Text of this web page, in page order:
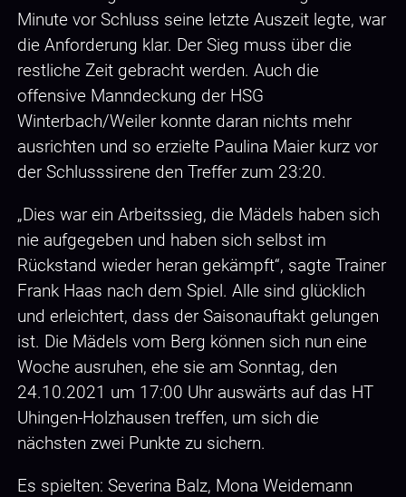
Minute vor Schluss seine letzte Auszeit legte, war
die Anforderung klar. Der Sieg muss über die
restliche Zeit gebracht werden. Auch die
offensive Manndeckung der HSG
Winterbach/Weiler konnte daran nichts mehr
ausrichten und so erzielte Paulina Maier kurz vor
der Schlusssirene den Treffer zum 23:20.
„Dies war ein Arbeitssieg, die Mädels haben sich
nie aufgegeben und haben sich selbst im
Rückstand wieder heran gekämpft“, sagte Trainer
Frank Haas nach dem Spiel. Alle sind glücklich
und erleichtert, dass der Saisonauftakt gelungen
ist. Die Mädels vom Berg können sich nun eine
Woche ausruhen, ehe sie am Sonntag, den
24.10.2021 um 17:00 Uhr auswärts auf das HT
Uhingen-Holzhausen treffen, um sich die
nächsten zwei Punkte zu sichern.
Es spielten: Severina Balz, Mona Weidemann